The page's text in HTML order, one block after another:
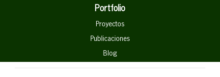
Portfolio
Proyectos
Publicaciones
Blog